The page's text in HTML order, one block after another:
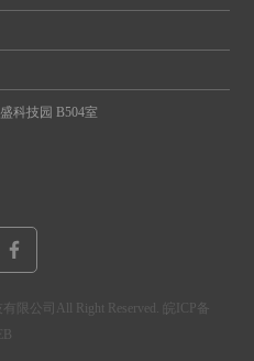
科技园 B504室
限公司All Right Reserved.
皖ICP备